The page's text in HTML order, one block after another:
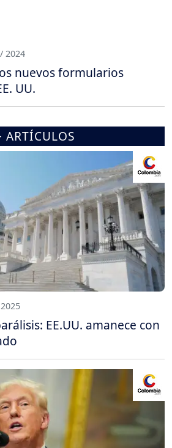
2024
nuevos formularios
UU.
ARTÍCULOS
EE.UU. amanece con